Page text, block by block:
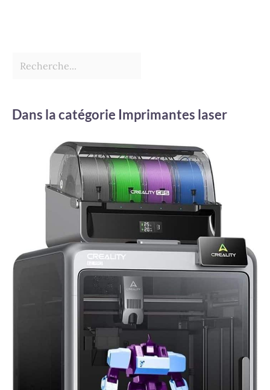
Dans la catégorie Imprimantes laser